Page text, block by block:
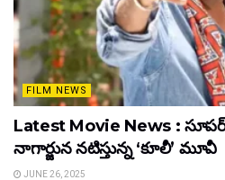
FILM NEWS
Latest Movie News :
నాగార్జున నటిస్తున్న ‘కూలీ’ మూవీ
JUNE 26, 2025